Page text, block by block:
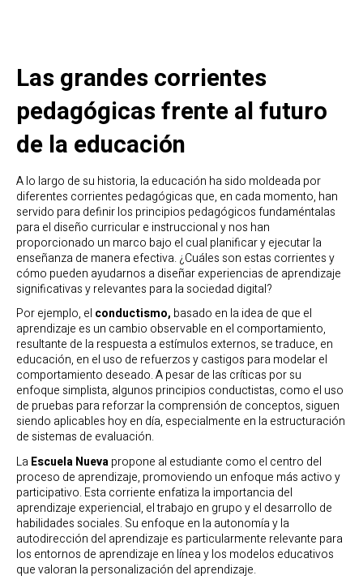
Las grandes corrientes
pedagógicas frente al futuro
de la educación
A lo largo de su historia, la educación ha sido moldeada por
diferentes corrientes pedagógicas que, en cada momento, han
servido para definir los principios pedagógicos fundaméntalas
para el diseño curricular e instruccional y nos han
proporcionado un marco bajo el cual planificar y ejecutar la
enseñanza de manera efectiva. ¿Cuáles son estas corrientes y
cómo pueden ayudarnos a diseñar experiencias de aprendizaje
significativas y relevantes para la sociedad digital?
Por ejemplo, el conductismo, basado en la idea de que el
aprendizaje es un cambio observable en el comportamiento,
resultante de la respuesta a estímulos externos, se traduce, en
educación, en el uso de refuerzos y castigos para modelar el
comportamiento deseado. A pesar de las críticas por su
enfoque simplista, algunos principios conductistas, como el uso
de pruebas para reforzar la comprensión de conceptos, siguen
siendo aplicables hoy en día, especialmente en la estructuración
de sistemas de evaluación.
La Escuela Nuevapropone al estudiante como el centro del
proceso de aprendizaje, promoviendo un enfoque más activo y
participativo. Esta corriente enfatiza la importancia del
aprendizaje experiencial, el trabajo en grupo y el desarrollo de
habilidades sociales. Su enfoque en la autonomía y la
autodirección del aprendizaje es particularmente relevante para
los entornos de aprendizaje en línea y los modelos educativos
que valoran la personalización del aprendizaje.